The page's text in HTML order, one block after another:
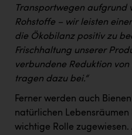
Transportwegen aufgrund
Rohstoffe – wir leisten
die Ökobilanz positiv zu
Frischhaltung unserer
verbundene Reduktion
tragen dazu bei.“
Ferner werden auch
natürlichen
wichtige Rolle